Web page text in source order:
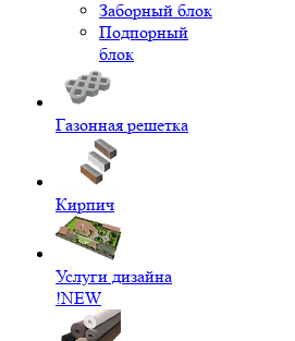
Заборный блок
Подпорный
блок
Газонная решетка
Кирпич
Услуги дизайна
!NEW